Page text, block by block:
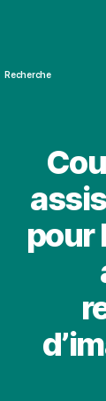
Recherche
pour